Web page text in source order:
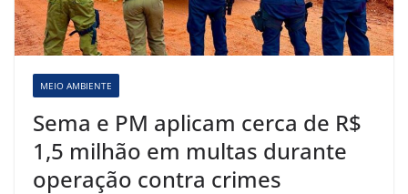
MEIO AMBIENTE
Sema e PM aplicam cerca de R$
1,5 milhão em multas durante
operação contra crimes